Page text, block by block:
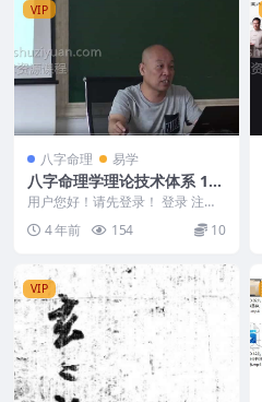
VIP
八字命理 易学
八字命理学理论技术体系 15
天高级班 视频文件297集
用户您好！请先登录！ 登录 注册
2018年9月29日 八字命理学理论
技术体系 ...
4 年前 154 10
VIP